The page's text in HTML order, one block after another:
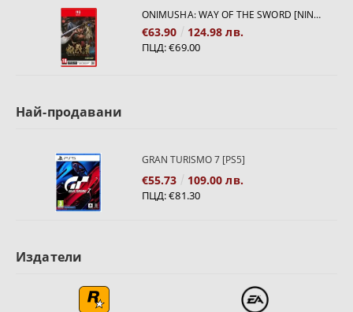
ONIMUSHA: WAY OF THE SWORD [NINTENDO SWITCH 2]
€63.90 124.98 лв.
ПЦД:€69.00
Най-продавани
GRAN TURISMO 7 [PS5]
€55.73 109.00 лв.
ПЦД:€81.30
Издатели